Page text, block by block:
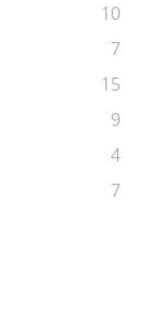
10
7
15
9
4
7